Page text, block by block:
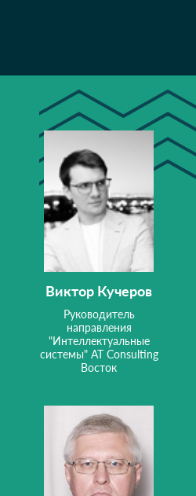
Виктор Кучеров
Руководитель
направления
"Интеллектуальные
системы" AT Consulting
Восток